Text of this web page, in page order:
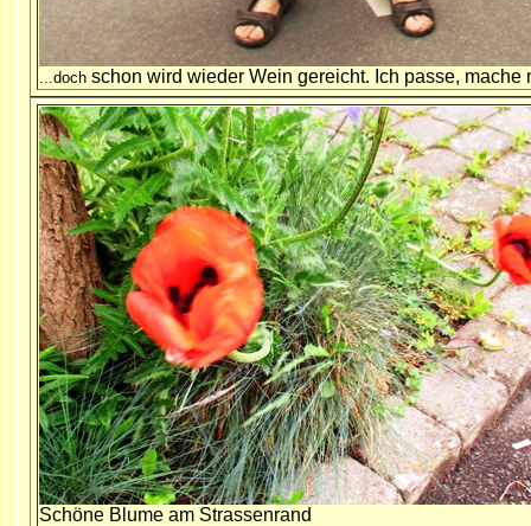
...doch schon wird wieder Wein gereicht. Ich passe, mache
Schöne Blume am Strassenrand